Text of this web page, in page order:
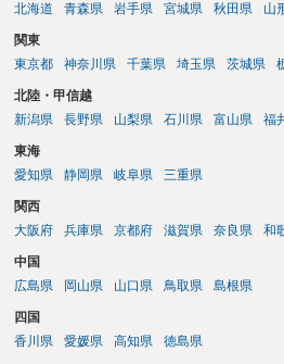
北海道
青森県 岩手県 宮城県 秋田県 山
関東
東京都
神奈川県 千葉県 埼玉県 茨城県
北陸・甲信越
新潟県
長野県 山梨県 石川県 富山県 福
東海
愛知県
静岡県 岐阜県 三重県
関西
大阪府
兵庫県 京都府 滋賀県 奈良県 和
中国
広島県
岡山県 山口県 鳥取県 島根県
四国
香川県
愛媛県 高知県 徳島県